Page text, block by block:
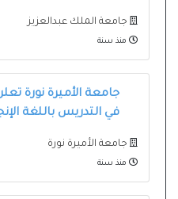
جامعة الملك عبدالعزيز
منذ سنة
جامعة الأميرة نورة
في التدريس باللغة
جامعة الأميرة نورة
منذ سنة